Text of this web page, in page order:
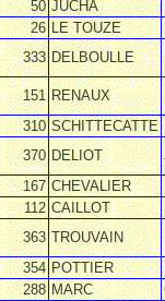
50 JUCHA
26 LE TOUZE
333 DELBOULLE
151 RENAUX
310 SCHITTECATTE
370 DELIOT
167 CHEVALIER
112 CAILLOT
363 TROUVAIN
354 POTTIER
288 MARC